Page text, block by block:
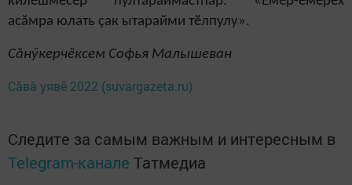
асăмра юлать çак ытарайми тӗлпулу».
Сăнӳкерчӗксем Софья Малышеван
Сăвă уявӗ 2022 (suvargazeta.ru)
Следите за самым важным и интересным в
Telegram-канале Татмедиа